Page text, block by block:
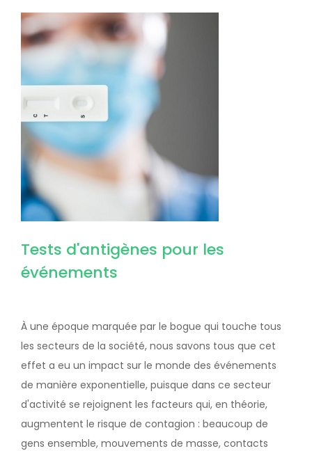
Image
Tests d'antigènes pour les
événements
À une époque marquée par le bogue qui touche tous
les secteurs de la société, nous savons tous que cet
effet a eu un impact sur le monde des événements
de manière exponentielle, puisque dans ce secteur
d'activité se rejoignent les facteurs qui, en théorie,
augmentent le risque de contagion : beaucoup de
gens ensemble, mouvements de masse, contacts